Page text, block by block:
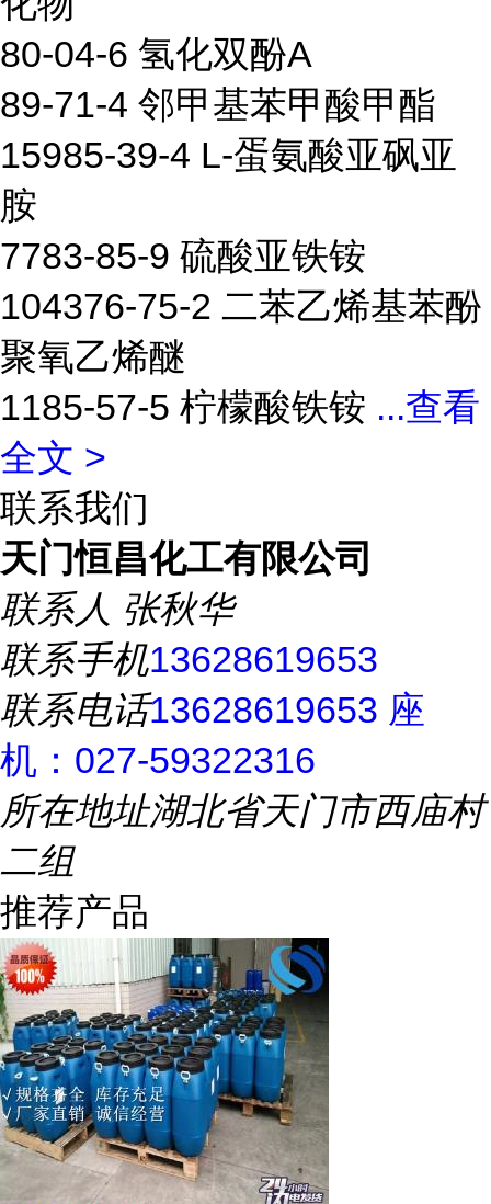
80-04-6 氢化双酚A
89-71-4 邻甲基苯甲酸甲酯
15985-39-4 L-蛋氨酸亚砜亚
胺
7783-85-9 硫酸亚铁铵
104376-75-2 二苯乙烯基苯酚
聚氧乙烯醚
1185-57-5 柠檬酸铁铵 ...查看
全文 >
联系我们
天门恒昌化工有限公司
联系人 张秋华
联系手机13628619653
联系电话13628619653 座
机：027-59322316
所在地址湖北省天门市西庙村
二组
推荐产品